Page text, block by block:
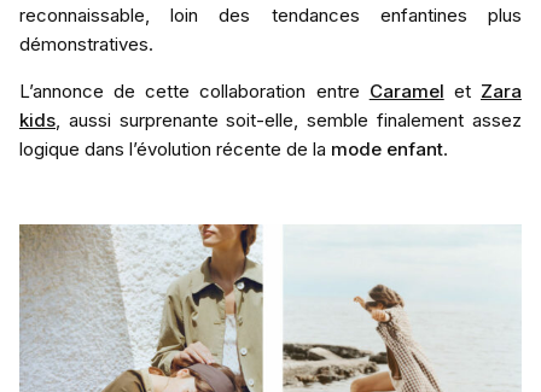
reconnaissable, loin des tendances enfantines plus
démonstratives.
L’annonce de cette collaboration entre Caramel et Zara
kids , aussi surprenante soit-elle, semble finalement assez
logique dans l’évolution récente de la mode enfant.